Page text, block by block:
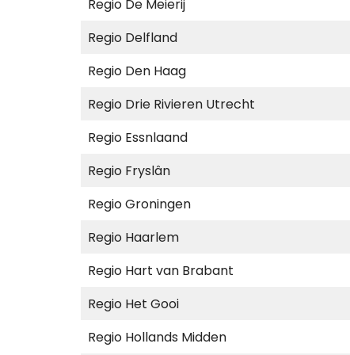
Regio De Meierij
Regio Delfland
Regio Den Haag
Regio Drie Rivieren Utrecht
Regio Essnlaand
Regio Fryslân
Regio Groningen
Regio Haarlem
Regio Hart van Brabant
Regio Het Gooi
Regio Hollands Midden